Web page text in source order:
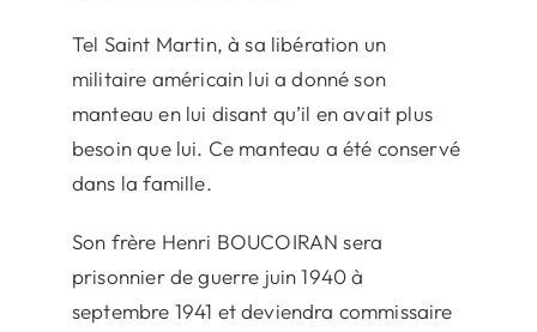
Tel Saint Martin, à sa libération un
militaire américain lui a donné son
manteau en lui disant qu’il en avait plus
besoin que lui. Ce manteau a été conservé
dans la famille.
Son frère Henri BOUCOIRAN sera
prisonnier de guerre juin 1940 à
septembre 1941 et deviendra commissaire